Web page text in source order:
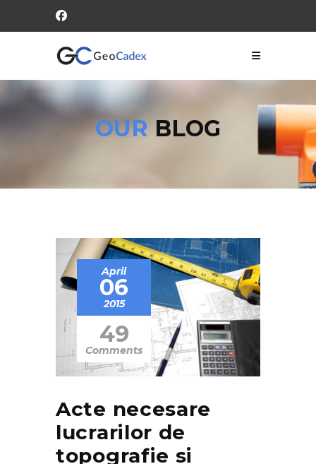
OURBLOG
April
06
2015
49
Comments
Acte necesare
lucrarilor de
topografie si